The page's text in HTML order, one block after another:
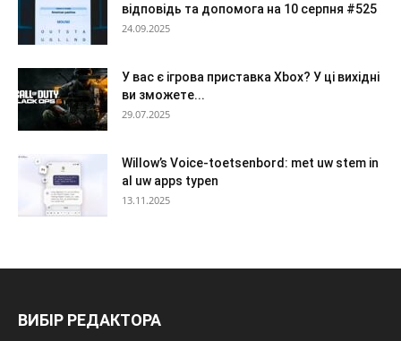
відповідь та допомога на 10 серпня #525
24.09.2025
У вас є ігрова приставка Xbox? У ці вихідні
ви зможете...
29.07.2025
Willow’s Voice-toetsenbord: met uw stem in
al uw apps typen
13.11.2025
ВИБІР РЕДАКТОРА